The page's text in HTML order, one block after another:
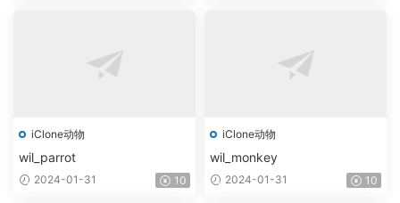
iClone动物
wil_parrot
2024-01-31 10
iClone动物
wil_monkey
2024-01-31 10